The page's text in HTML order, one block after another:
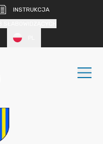
INSTRUKCJA